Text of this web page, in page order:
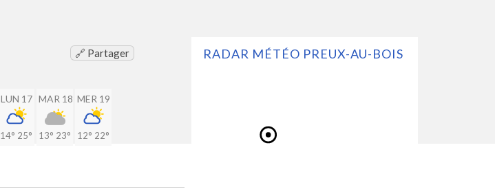
🔗 Partager
LUN 17
14° 25°
MAR 18
13° 23°
MER 19
12° 22°
RADAR MÉTÉO PREUX-AU-BOIS